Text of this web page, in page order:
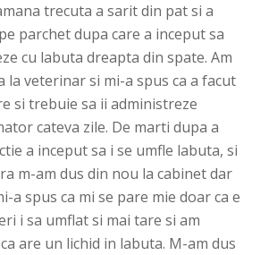
trecuta a sarit din pat si a
parchet dupa care a inceput sa
cu labuta dreapta din spate. Am
la veterinar si mi-a spus ca a facut
si trebuie sa ii administreze
cateva zile. De marti dupa a
a inceput sa i se umfle labuta, si
m-am dus din nou la cabinet dar
a spus ca mi se pare mie doar ca e
i sa umflat si mai tare si am
are un lichid in labuta. M-am dus